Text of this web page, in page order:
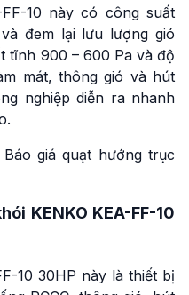
10 này có công suất
đem lại lưu lượng gió
tĩnh 900 – 600 Pa và độ
mát, thông gió và hút
nghiệp diễn ra nhanh
Báo giá quạt hướng trục
KENKO KEA-FF-10
10 30HP này là thiết bị